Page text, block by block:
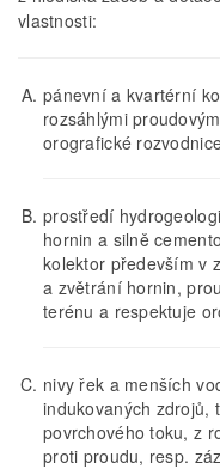
vlastnosti:
pánevní a kvartérní
rozsáhlými
orografické
prostředí
hornin a silně
kolektor především v
a zvětrání hornin,
terénu a respektuje
nivy řek a menších
indukovaných zdrojů,
povrchového toku, z
proti proudu, resp.